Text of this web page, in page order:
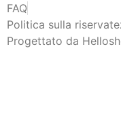
FAQ
Politica sulla
Progettato da